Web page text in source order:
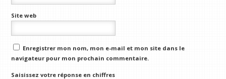
Site web
Enregistrer mon nom, mon e-mail et mon site dans le
navigateur pour mon prochain commentaire.
Saisissez votre réponse en chiffres